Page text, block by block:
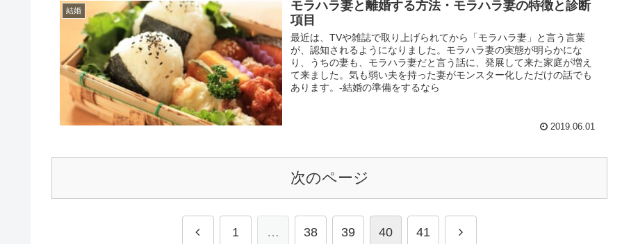
結婚
モラハラ妻と離婚する方法・モラハラ妻の特徴と診断
項目
最近は、TVや雑誌で取り上げられてから「モラハラ妻」と言う言葉
が、認知されるようになりました。モラハラ妻の実態が明らかにな
り、うちの妻も、モラハラ妻だと言う話に、発展して来た家庭が増え
て来ました。気も弱い夫を持った妻がモンスター化しただけの話でも
あります。-結婚の準備をするなら
2019.06.01
次のページ
1 … 38 39 40 41